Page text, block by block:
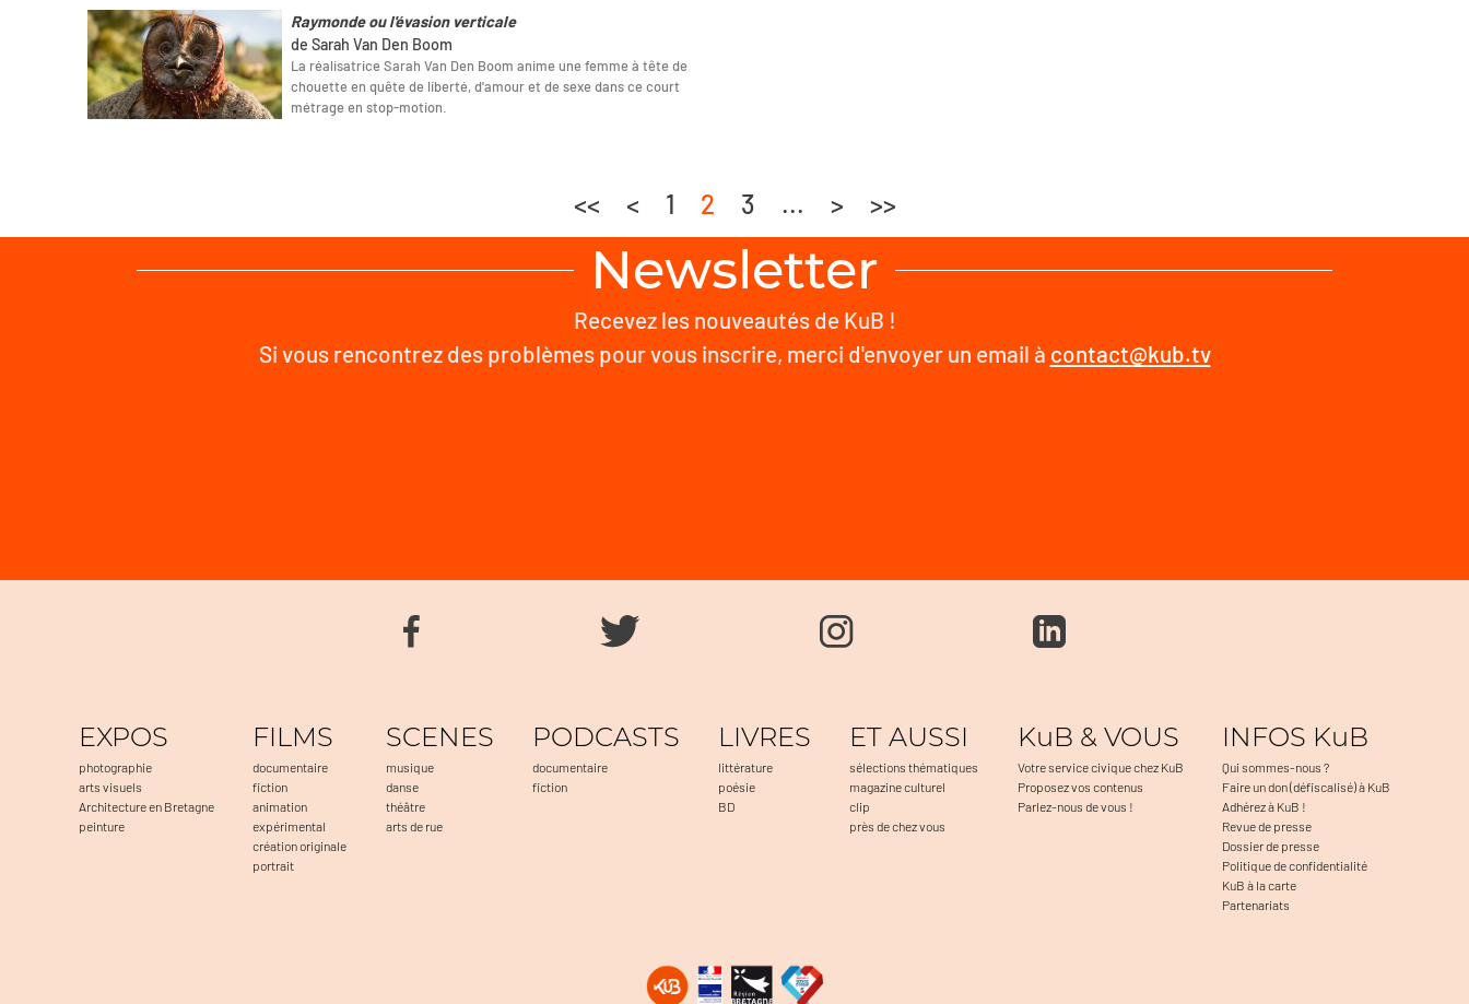
Raymonde ou l'évasion verticale
de Sarah Van Den Boom
La réalisatrice Sarah Van Den Boom anime une femme à tête de
chouette en quête de liberté, d'amour et de sexe dans ce court
métrage en stop-motion.
<< < 1 2 3 ... > >>
Newsletter
Recevez les nouveautés de KuB !
Si vous rencontrez des problèmes pour vous inscrire, merci d'envoyer un email à contact@kub.tv
EXPOS
photographie
arts visuels
Architecture en Bretagne
peinture
FILMS
documentaire
fiction
animation
expérimental
création originale
portrait
SCENES
musique
danse
théâtre
arts de rue
PODCASTS
documentaire
fiction
LIVRES
littérature
poésie
BD
ET AUSSI
sélections thématiques
magazine culturel
clip
près de chez vous
KuB & VOUS
Votre service civique chez KuB
Proposez vos contenus
Parlez-nous de vous !
INFOS KuB
Qui sommes-nous ?
Faire un don (défiscalisé) à KuB
Adhérez à KuB !
Revue de presse
Dossier de presse
Politique de confidentialité
KuB à la carte
Partenariats